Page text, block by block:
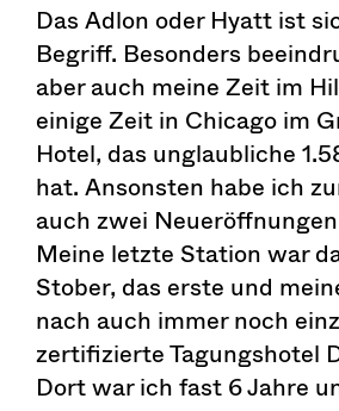
Das Adlon oder Hyatt ist
Begriff. Besonders
aber auch meine Zeit im
einige Zeit in Chicago im
Hotel, das unglaubliche
hat. Ansonsten habe ich
auch zwei
Meine letzte Station war
Stober, das erste und
nach auch immer noch
zertifizierte Tagungshotel
Dort war ich fast 6 Jahre